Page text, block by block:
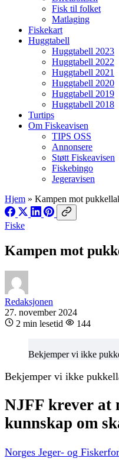
Fisk til folket
Matlaging
Fiskekart
Huggtabell
Huggtabell 2023
Huggtabell 2022
Huggtabell 2021
Huggtabell 2020
Huggtabell 2019
Huggtabell 2018
Turtips
Om Fiskeavisen
TIPS OSS
Annonsere
Støtt Fiskeavisen
Fiskebingo
Jegeravisen
Hjem » Kampen mot
Fiske
Kampen mot
Redaksjonen
27. november 2024
2 min lesetid
144
Bekjemper vi ikke
Bekjemper vi ikke
NJFF krever at
kunnskap om
Norges Jeger- og